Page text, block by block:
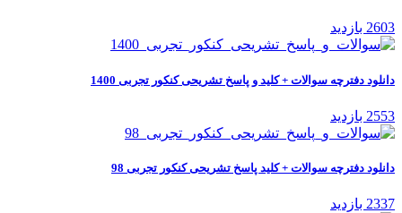
2603 بازدید
دانلود دفترچه سوالات + کلید و پاسخ تشریحی کنکور تجربی 1400
2553 بازدید
دانلود دفترچه سوالات + کلید پاسخ تشریحی کنکور تجربی 98
2337 بازدید